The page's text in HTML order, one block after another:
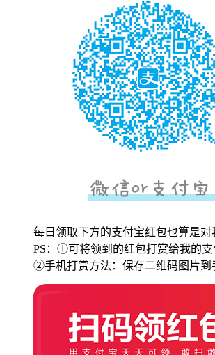
每日领取下方的支付宝红包也算是
PS：①可将领到的红包打赏给我的支
②手机打赏方法：保存二维码图片到